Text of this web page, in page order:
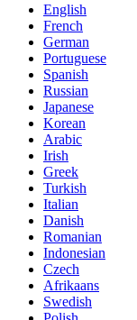
English
French
German
Portuguese
Spanish
Russian
Japanese
Korean
Arabic
Irish
Greek
Turkish
Italian
Danish
Romanian
Indonesian
Czech
Afrikaans
Swedish